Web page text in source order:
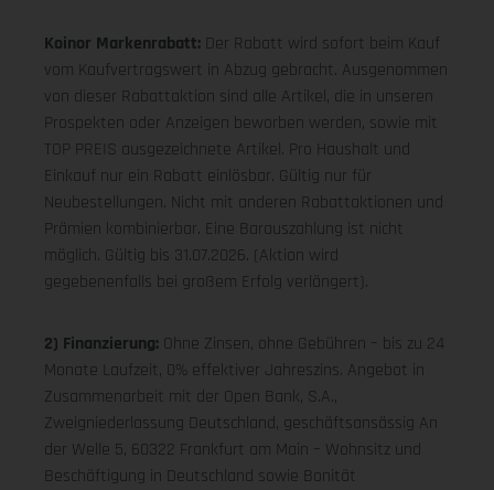
Koinor Markenrabatt: Der Rabatt wird sofort beim Kauf
vom Kaufvertragswert in Abzug gebracht. Ausgenommen
von dieser Rabattaktion sind alle Artikel, die in unseren
Prospekten oder Anzeigen beworben werden, sowie mit
TOP PREIS ausgezeichnete Artikel. Pro Haushalt und
Einkauf nur ein Rabatt einlösbar. Gültig nur für
Neubestellungen. Nicht mit anderen Rabattaktionen und
Prämien kombinierbar. Eine Barauszahlung ist nicht
möglich. Gültig bis 31.07.2026. (Aktion wird
gegebenenfalls bei großem Erfolg verlängert).
2) Finanzierung: Ohne Zinsen, ohne Gebühren – bis zu 24
Monate Laufzeit, 0% effektiver Jahreszins. Angebot in
Zusammenarbeit mit der Open Bank, S.A.,
Zweigniederlassung Deutschland, geschäftsansässig An
der Welle 5, 60322 Frankfurt am Main – Wohnsitz und
Beschäftigung in Deutschland sowie Bonität